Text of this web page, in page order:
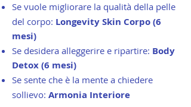
Se vuole migliorare la qualità della pelle
del corpo: Longevity Skin Corpo (6
mesi)
Se desidera alleggerire e ripartire: Body
Detox (6 mesi)
Se sente che è la mente a chiedere
sollievo: Armonia Interiore